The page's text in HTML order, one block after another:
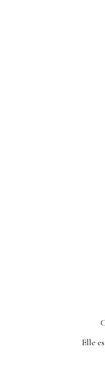
Elle